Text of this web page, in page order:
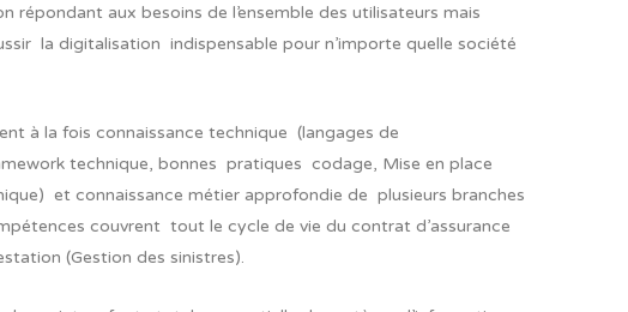
répondant aux besoins de l’ensemble des utilisateurs mais
la digitalisation indispensable pour n’importe quelle société
à la fois connaissance technique (langages de
technique, bonnes pratiques codage, Mise en place
et connaissance métier approfondie de plusieurs branches
couvrent tout le cycle de vie du contrat d’assurance
(Gestion des sinistres).